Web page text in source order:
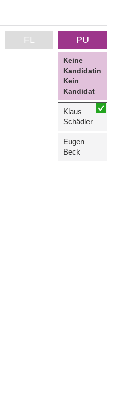
FL PU
Keine
Kandidatin
Kein
Kandidat
Klaus
Schädler
Eugen
Beck